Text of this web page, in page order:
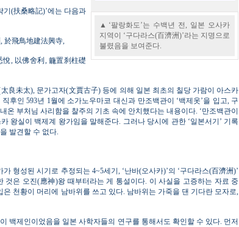
▲‘팔랑화도’는 수백년 전, 일본 오사카
지역이 ‘구다라스(百濟洲)’라는 지명으로
불렸음을 보여준다.
기(扶桑略記)’에는 다음과
於飛鳥地建法興寺,
, 以佛舍利, 籠置刹柱礎
良未太), 문가고자(文賈古子) 등에 의해 일본 최초의 칠당 가람이 아스카
후인 593년 1월에 소가노우마코 대신과 만조백관이 ‘백제옷’을 입고, 구
온 부처님 사리함을 찰주의 기초 속에 안치했다는 내용이다. ‘만조백관이
왕실이 백제계 왕가임을 말해준다. 그러나 당시에 관한 ‘일본서기’ 기록
발견할 수 없다.
형성된 시기로 추정되는 4~5세기, ‘난바(오사카)’의 ‘구다라스(百濟洲)’
것은 오진(應神)왕 때부터라는 게 통설이다. 이 사실을 고증하는 자료 중
천황이 머리에 남바위를 쓰고 있다. 남바위는 가죽을 댄 기다란 모자로,
백제인이었음을 일본 사학자들의 연구를 통해서도 확인할 수 있다. 먼저